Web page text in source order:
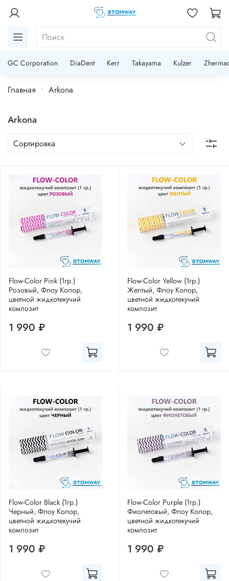
GC Corporation DiaDent Kerr Takayama Kulzer
Главная Arkona
Arkona
Flow-Color Pink (1гр.)
Розовый, Флоу Колор,
цветной жидкотекучий
композит
1 990 ₽
Flow-Color Yellow (1гр.)
Желтый, Флоу Колор,
цветной жидкотекучий
композит
1 990 ₽
Flow-Color Black (1гр.)
Черный, Флоу Колор,
цветной жидкотекучий
композит
1 990 ₽
Flow-Color Purple (1гр.)
Фиолетовый, Флоу Колор,
цветной жидкотекучий
композит
1 990 ₽